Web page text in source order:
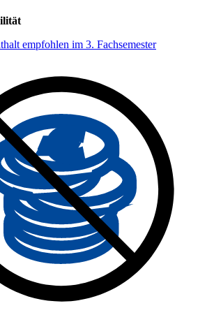
empfohlen im 3. Fachsemester